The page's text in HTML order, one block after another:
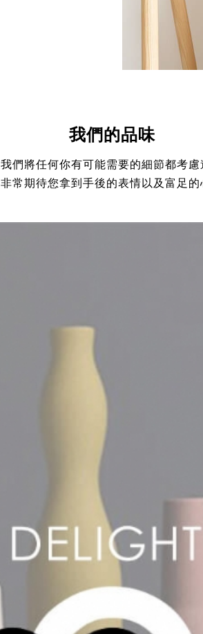
我們的品味
我們將任何你有可能需要的細節都考慮
非常期待您拿到手後的表情以及富足的